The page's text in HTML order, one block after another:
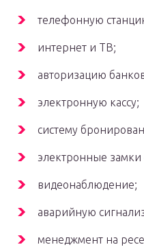
телефонную
интернет и ТВ;
авторизацию
электронную кассу;
систему
электронные замки
видеонаблюдение;
аварийную
менеджмент на